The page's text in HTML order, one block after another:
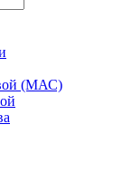
(МАС)